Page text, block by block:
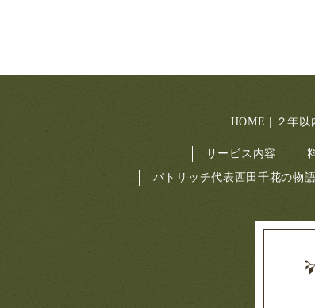
HOME | ２年以
サービス内容
パトリッチ代表西田千花の物語